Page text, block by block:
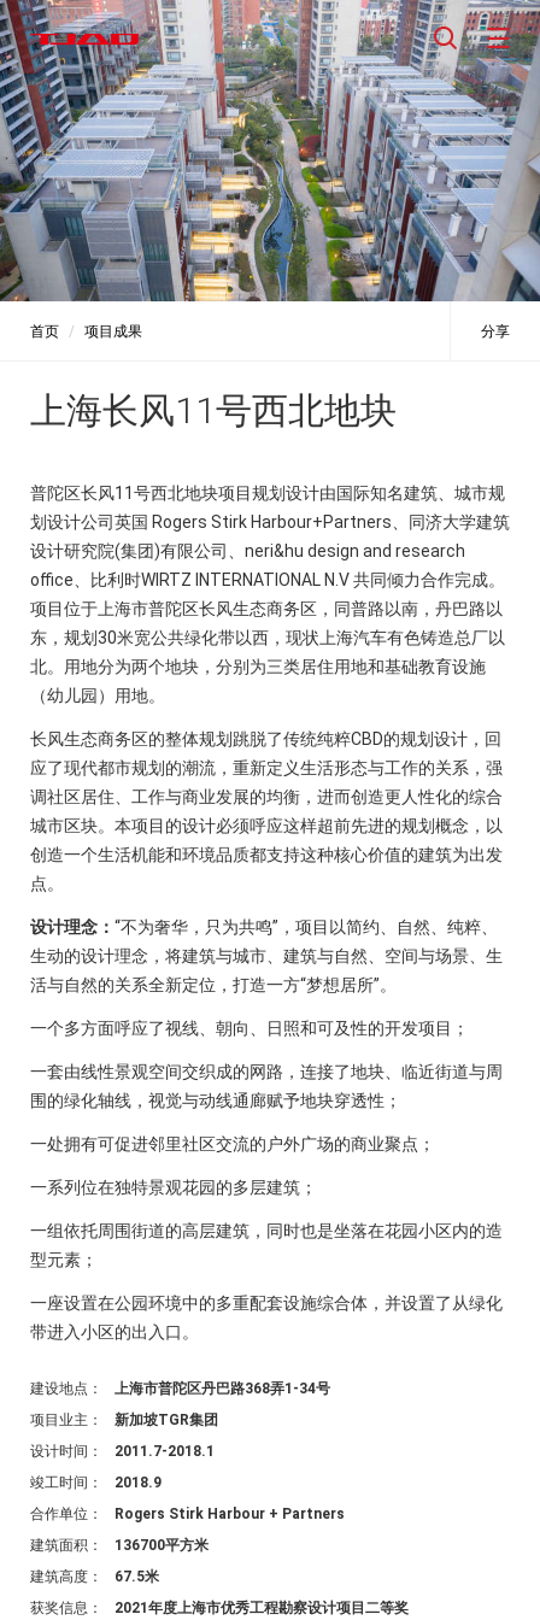
首页 项目成果 分享
上海长风11号西北地块
普陀区长风11号西北地块项目规划设计由国际知名建筑、城市规
划设计公司英国 Rogers Stirk Harbour+Partners、同济大学建筑
设计研究院(集团)有限公司、neri&hu design and research
office、比利时WIRTZ INTERNATIONAL N.V 共同倾力合作完成。
项目位于上海市普陀区长风生态商务区，同普路以南，丹巴路以
东，规划30米宽公共绿化带以西，现状上海汽车有色铸造总厂以
北。用地分为两个地块，分别为三类居住用地和基础教育设施
（幼儿园）用地。
长风生态商务区的整体规划跳脱了传统纯粹CBD的规划设计，回
应了现代都市规划的潮流，重新定义生活形态与工作的关系，强
调社区居住、工作与商业发展的均衡，进而创造更人性化的综合
城市区块。本项目的设计必须呼应这样超前先进的规划概念，以
创造一个生活机能和环境品质都支持这种核心价值的建筑为出发
点。
设计理念： “不为奢华，只为共鸣”，项目以简约、自然、纯粹、
生动的设计理念，将建筑与城市、建筑与自然、空间与场景、生
活与自然的关系全新定位，打造一方“梦想居所”。
一个多方面呼应了视线、朝向、日照和可及性的开发项目；
一套由线性景观空间交织成的网路，连接了地块、临近街道与周
围的绿化轴线，视觉与动线通廊赋予地块穿透性；
一处拥有可促进邻里社区交流的户外广场的商业聚点；
一系列位在独特景观花园的多层建筑；
一组依托周围街道的高层建筑，同时也是坐落在花园小区内的造
型元素；
一座设置在公园环境中的多重配套设施综合体，并设置了从绿化
带进入小区的出入口。
建设地点：
上海市普陀区丹巴路368弄1-34号
项目业主：
新加坡TGR集团
设计时间：
2011.7-2018.1
竣工时间：
2018.9
合作单位：
Rogers Stirk Harbour + Partners
建筑面积：
136700平方米
建筑高度：
67.5米
获奖信息：
2021年度上海市优秀工程勘察设计项目二等奖